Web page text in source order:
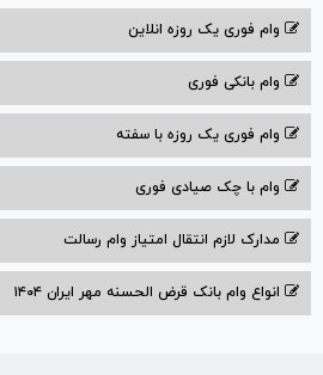
وام فوری یک روزه انلاین
وام بانکی فوری
وام فوری یک روزه با سفته
وام با‌ چک صیادی‌ فوری
مدارک لازم انتقال امتیاز وام رسالت
انواع وام بانک قرض الحسنه مهر ایران ۱۴۰۴